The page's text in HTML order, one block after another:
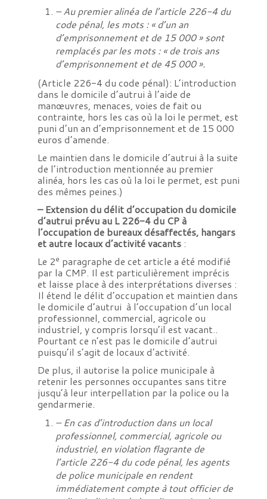
– Au premier alinéa de l’article 226-4 du
code pénal, les mots : « d’un an
d’emprisonnement et de 15 000 » sont
remplacés par les mots : « de trois ans
d’emprisonnement et de 45 000 ».
(Article 226-4 du code pénal): L’introduction
dans le domicile d’autrui à l’aide de
manœuvres, menaces, voies de fait ou
contrainte, hors les cas où la loi le permet, est
puni d’un an d’emprisonnement et de 15 000
euros d’amende.
Le maintien dans le domicile d’autrui à la suite
de l’introduction mentionnée au premier
alinéa, hors les cas où la loi le permet, est puni
des mêmes peines.)
– Extension du délit d’occupation du domicile
d’autrui prévu au L 226-4 du CP à
l’occupation de bureaux désaffectés, hangars
et autre locaux d’activité vacants :
Le 2e paragraphe de cet article a été modifié
par la CMP. Il est particulièrement imprécis
et laisse place à des interprétations diverses :
Il étend le délit d’occupation et maintien dans
le domicile d’autrui à l’occupation d’un local
professionnel, commercial, agricole ou
industriel, y compris lorsqu’il est vacant..
Pourtant ce n’est pas le domicile d’autrui
puisqu’il s’agit de locaux d’activité.
De plus, il autorise la police municipale à
retenir les personnes occupantes sans titre
jusqu’à leur interpellation par la police ou la
gendarmerie.
– En cas d’introduction dans un local
professionnel, commercial, agricole ou
industriel, en violation flagrante de
l’article 226-4 du code pénal, les agents
de police municipale en rendent
immédiatement compte à tout officier de